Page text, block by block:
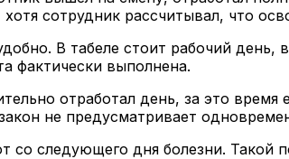
сотрудник рассчитывал, что
В табеле стоит рабочий
фактически выполнена.
отработал день, за это
не предусматривает
со следующего дня болезни. Такой